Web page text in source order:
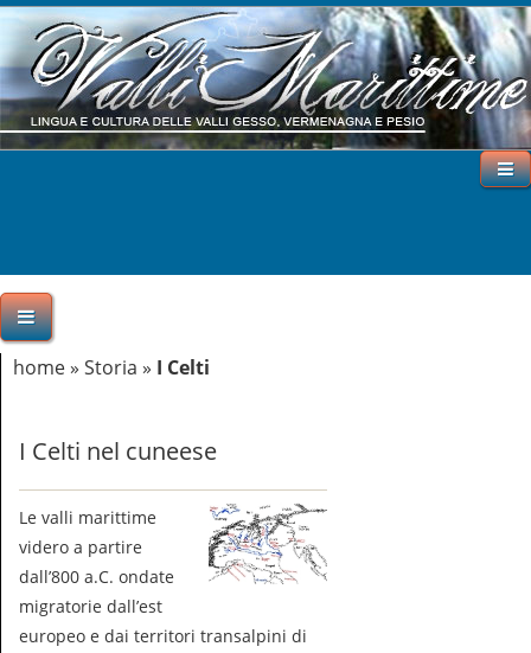
home» Storia » I Celti
I Celti nel cuneese
Le valli marittime
videro a partire
dall’800 a.C. ondate
migratorie dall’est
europeo e dai territori transalpini di